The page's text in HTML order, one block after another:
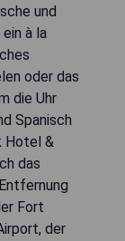
und
à la
oder das
die Uhr
Spanisch
Hotel &
das
Fort
der